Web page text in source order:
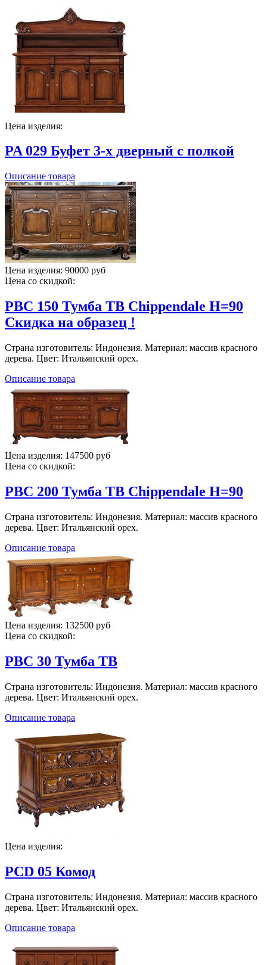
Цена изделия:
PA 029 Буфет 3-х дверный с полкой
Описание товара
Цена изделия: 90000 руб
Цена со скидкой:
PBC 150 Тумба ТВ Chippendale H=90
Скидка на образец !
Страна изготовитель: Индонезия. Материал: массив красного
дерева. Цвет: Итальянский орех.
Описание товара
Цена изделия: 147500 руб
Цена со скидкой:
PBC 200 Тумба ТВ Chippendale H=90
Страна изготовитель: Индонезия. Материал: массив красного
дерева. Цвет: Итальянский орех.
Описание товара
Цена изделия: 132500 руб
Цена со скидкой:
PBC 30 Тумба ТВ
Страна изготовитель: Индонезия. Материал: массив красного
дерева. Цвет: Итальянский орех.
Описание товара
Цена изделия:
PCD 05 Комод
Страна изготовитель: Индонезия. Материал: массив красного
дерева. Цвет: Итальянский орех.
Описание товара